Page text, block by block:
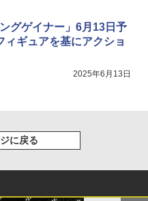
グゲイナー」6月13日予
ィギュアを基にアクショ
2025年6月13日
に戻る